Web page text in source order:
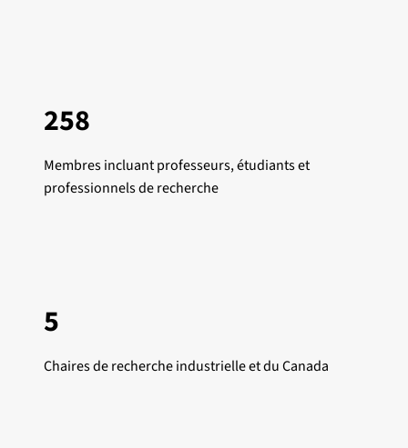
258
Membres incluant professeurs, étudiants et
professionnels de recherche
5
Chaires de recherche industrielle et du Canada